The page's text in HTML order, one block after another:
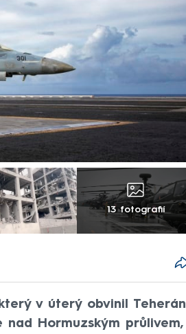
13 fotografií
v úterý obvinil Teherán
Hormuzským průlivem,